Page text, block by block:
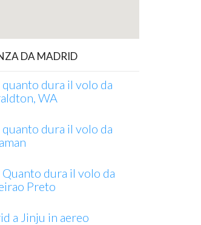
DA MADRID
dura il volo da
WA
dura il volo da
dura il volo da
Preto
a Jinju in aereo